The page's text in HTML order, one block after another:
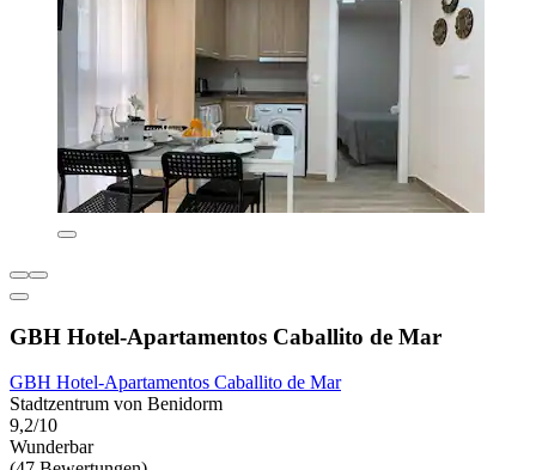
GBH Hotel-Apartamentos Caballito de Mar
GBH Hotel-Apartamentos Caballito de Mar
Stadtzentrum von Benidorm
9,2/10
Wunderbar